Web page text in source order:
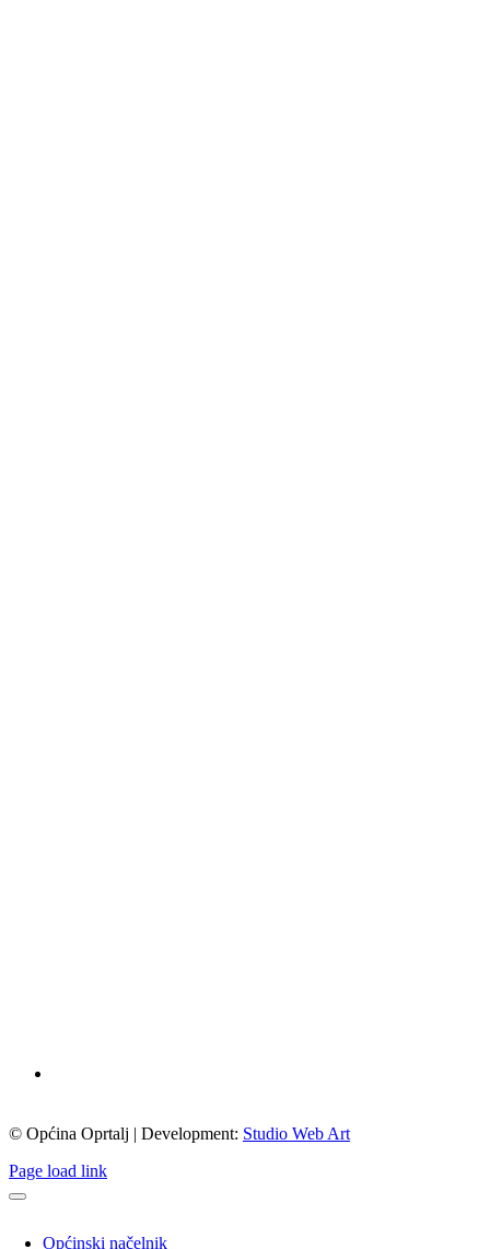
© Općina Oprtalj | Development: Studio Web Art
Page load link
Općinski načelnik